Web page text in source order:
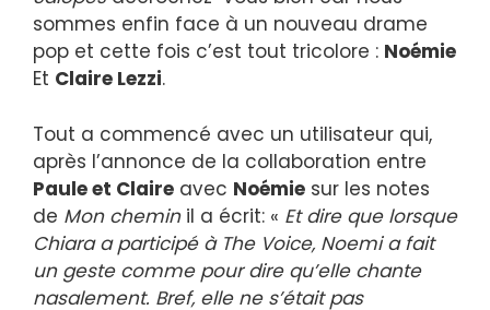
sommes enfin face à un nouveau drame
pop et cette fois c’est tout tricolore : Noémie
Et Claire Lezzi.
Tout a commencé avec un utilisateur qui,
après l’annonce de la collaboration entre
Paule et Claire avec Noémie sur les notes
de Mon cheminil a écrit: « Et dire que lorsque
Chiara a participé à The Voice, Noemi a fait
un geste comme pour dire qu’elle chante
nasalement. Bref, elle ne s’était pas